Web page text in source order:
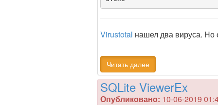
Virustotal нашел два вируса. Но
Читать далее
SQLite ViewerEx
Опубликовано: 10-06-2019